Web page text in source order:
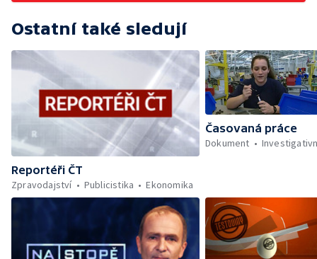
Ostatní také sledují
Reportéři ČT
Zpravodajství
Publicistika Ekonomika
Časovaná práce
Dokument